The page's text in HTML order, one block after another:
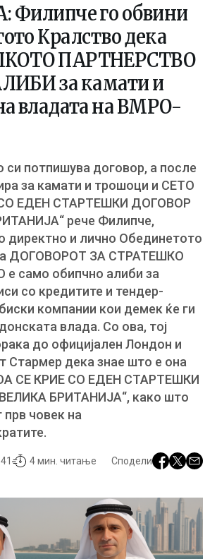
го обвини
Кралство дека
ПАРТНЕРСТВО
за камати и
владата на ВМРО-
си потпишува договор, а после
за камати и трошоци и СЕТО
ЕДЕН СТАРТЕШКИ ДОГОВОР
рече Филипче,
директно и лично Обединетото
ДОГОВОРОТ ЗА СТРАТЕШКО
само обипчно алиби за
со кредитите и тендер-
компании кои демек ќе ги
влада. Со ова, тој
до официјален Лондон и
Стармер дека знае што е она
СЕ КРИЕ СО ЕДЕН СТАРТЕШКИ
БРИТАНИЈА“, како што
човек на
4 мин. читање Сподели